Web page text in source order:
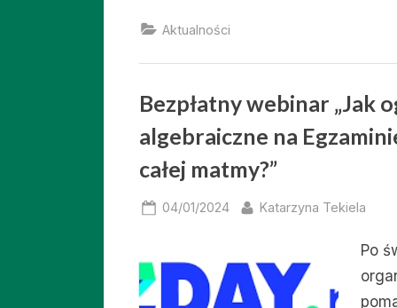
Aktualności
Bezpłatny webinar „Jak
algebraiczne na
całej matmy?”
Posted
04/01/2024 By
Katarzyna Tekiela
Po